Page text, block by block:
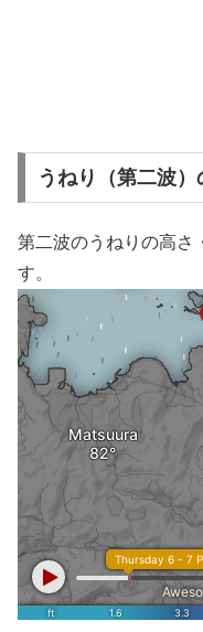
うねり（第二波）
第二波のうねりの高さ
す。